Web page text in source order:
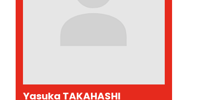
Yasuka TAKAHASHI